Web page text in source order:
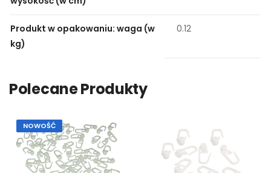
Produkt w opakowaniu: waga (w
kg)
0.12
Polecane Produkty
NOWOŚĆ